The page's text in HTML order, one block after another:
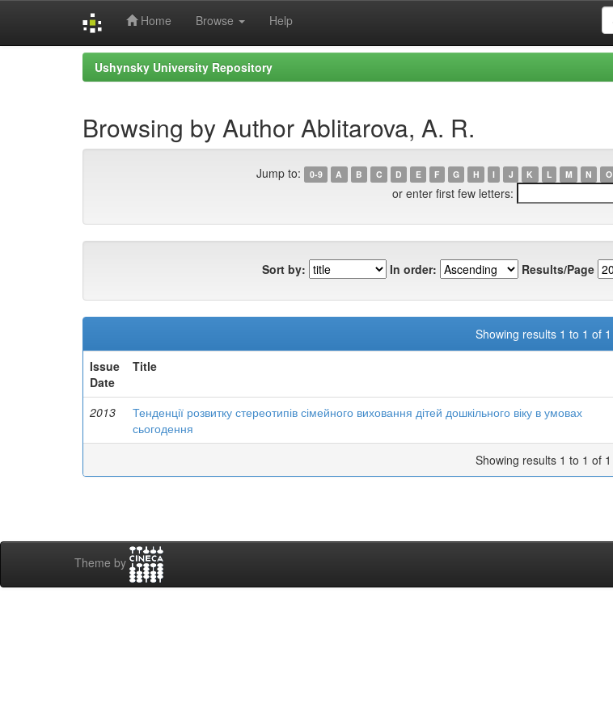
Home Browse Help
Ushynsky University Repository
Browsing by Author Ablitarova, A. R.
Jump to: 0-9 A B C D E F G H I J K L M N O
or enter first few letters:
Sort by: In order: Results/Page
Showing results 1 to 1 of 1
Issue
Date
Title
2013
Тенденції розвитку стереотипів сімейного виховання дітей дошкільного віку в умовах
сьогодення
Showing results 1 to 1 of 1
Theme by